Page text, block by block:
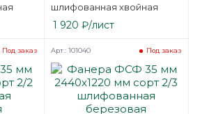
шлифованная хвойная
1 920 ₽/лист
Под заказ Под заказ
Арт.: 101040